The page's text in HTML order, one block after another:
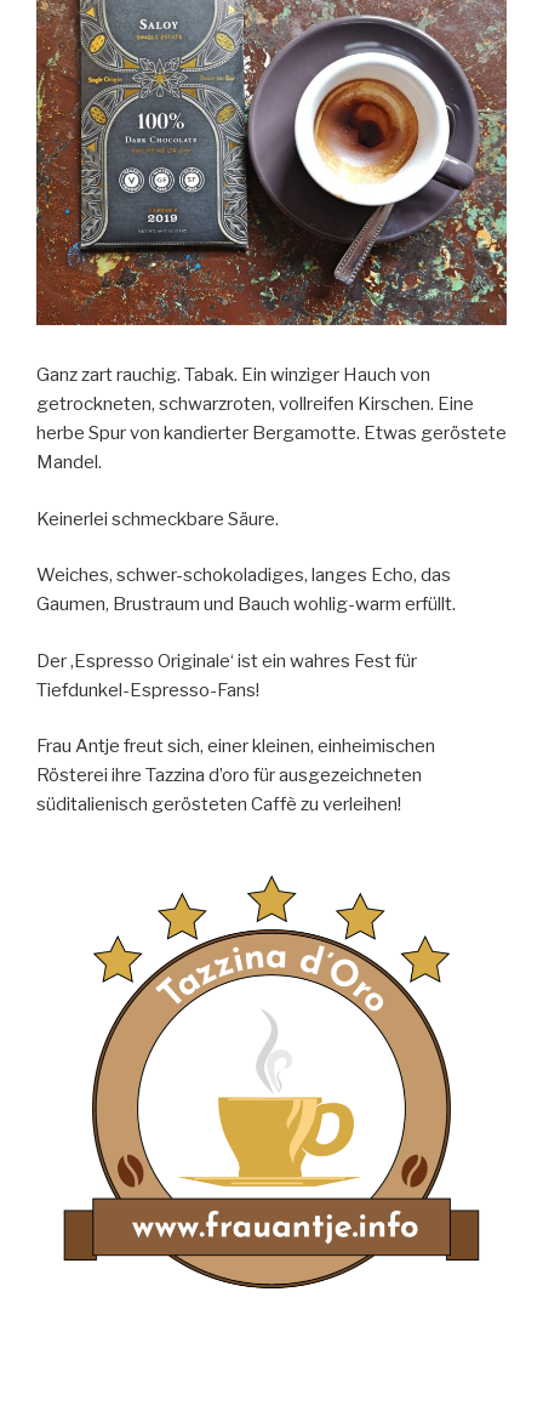
Ganz zart rauchig. Tabak. Ein winziger Hauch von
getrockneten, schwarzroten, vollreifen Kirschen. Eine
herbe Spur von kandierter Bergamotte. Etwas geröstete
Mandel.
Keinerlei schmeckbare Säure.
Weiches, schwer-schokoladiges, langes Echo, das
Gaumen, Brustraum und Bauch wohlig-warm erfüllt.
Der ‚Espresso Originale‘ ist ein wahres Fest für
Tiefdunkel-Espresso-Fans!
Frau Antje freut sich, einer kleinen, einheimischen
Rösterei ihre Tazzina d’oro für ausgezeichneten
süditalienisch gerösteten Caffè zu verleihen!